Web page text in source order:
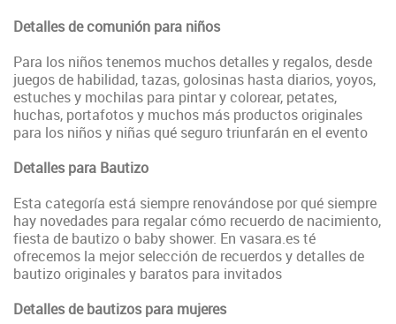
Detalles de comunión para niños
Para los niños tenemos muchos detalles y regalos, desde
juegos de habilidad, tazas, golosinas hasta diarios, yoyos,
estuches y mochilas para pintar y colorear, petates,
huchas, portafotos y muchos más productos originales
para los niños y niñas qué seguro triunfarán en el evento
Detalles para Bautizo
Esta categoría está siempre renovándose por qué siempre
hay novedades para regalar cómo recuerdo de nacimiento,
fiesta de bautizo o baby shower. En vasara.es té
ofrecemos la mejor selección de recuerdos y detalles de
bautizo originales y baratos para invitados
Detalles de bautizos para mujeres